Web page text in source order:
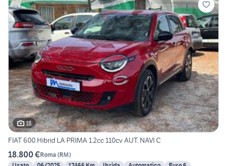
18
FIAT 600 Hibrid LA PRIMA 1.2cc 110cv AUT. NAVI C
18.800 €Roma (RM)